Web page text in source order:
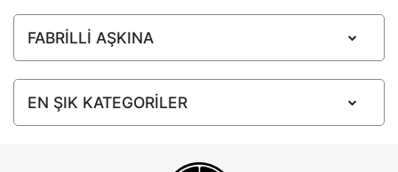
FABRİLLİ AŞKINA
EN ŞIK KATEGORİLER